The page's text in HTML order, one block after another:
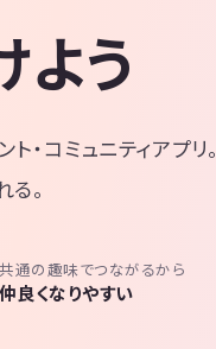
よう
・コミュニティアプリ。
。
共通の趣味でつながるから
仲良くなりやすい